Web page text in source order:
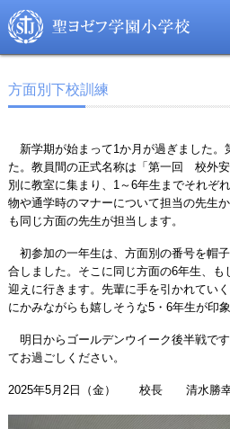
方面別下校訓練
新学期が始まって1か月が過ぎました。
た。教員間の正式名称は「第一回 校外
別に教室に集まり、1～6年生までそれぞ
物や通学時のマナーについて担当の先生
も同じ方面の先生が担当します。
初参加の一年生は、方面別の番号を帽
合しました。そこに同じ方面の6年生、
迎えに行きます。先輩に手を引かれてい
にかみながらも嬉しそうな5・6年生が印象
明日からゴールデンウイーク後半戦で
てお過ごしください。
2025年5月2日（金） 校長 清水勝